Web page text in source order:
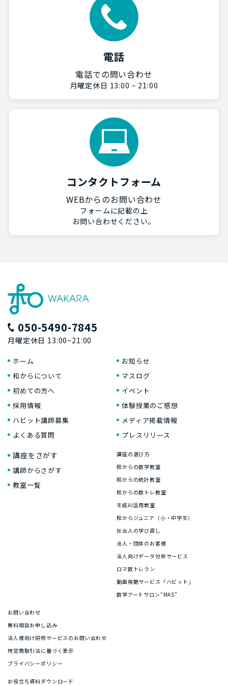
電話
電話での問い合わせ
月曜定休日 13:00 ~ 21:00
コンタクトフォーム
WEBからのお問い合わせ
フォームに記載の上
お問い合わせください。
050-5490-7845
月曜定休日 13:00~21:00
ホーム
和からについて
初めての方へ
採用情報
ハビット講師募集
よくある質問
お知らせ
マスログ
イベント
体験授業のご感想
メディア掲載情報
プレスリリース
講座をさがす
講師からさがす
教室一覧
講座の選び方
和からの数学教室
和からの統計教室
和からの数トレ教室
生成AI活用教室
和からジュニア（小・中学生）
社会人の学び直し
法人・団体のお客様
法人向けデータ分析サービス
ロマ数トレラン
動画視聴サービス「ハビット」
数学アートサロン“MAS”
お問い合わせ
無料相談お申し込み
法人様向け研修サービスのお問い合わせ
特定商取引法に基づく表示
プライバシーポリシー
お役立ち資料ダウンロード